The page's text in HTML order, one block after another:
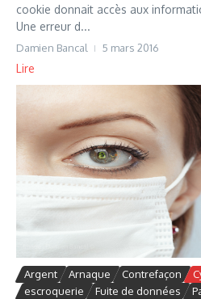
cookie donnait accès aux
Une erreur d...
Damien Bancal 5 mars 2016
Lire
Argent Arnaque Contrefaçon
escroquerie
Fuite de données